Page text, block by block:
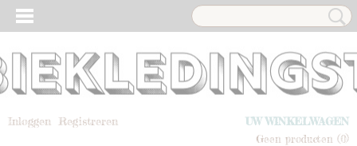
Inloggen Registreren
UW WINKELWAGEN
Geen producten (0)